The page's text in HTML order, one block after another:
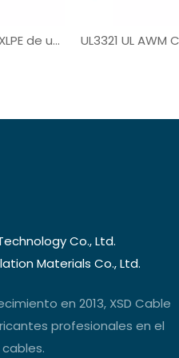
Cable eléctrico XLPE de un solo núcleo UL3321
Co., Ltd.
Materials Co., Ltd.
en 2013, XSD Cable
profesionales en el